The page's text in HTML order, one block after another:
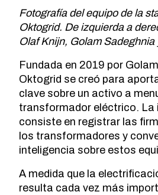
Fotografía del equipo de la
Oktogrid. De izquierda a
Olaf Knijn, Golam Sadeghnia
Fundada en 2019 por
Oktogrid se creó para
clave sobre un activo a
transformador eléctrico. La
consiste en registrar las
los transformadores y
inteligencia sobre estos
A medida que la
resulta cada vez más